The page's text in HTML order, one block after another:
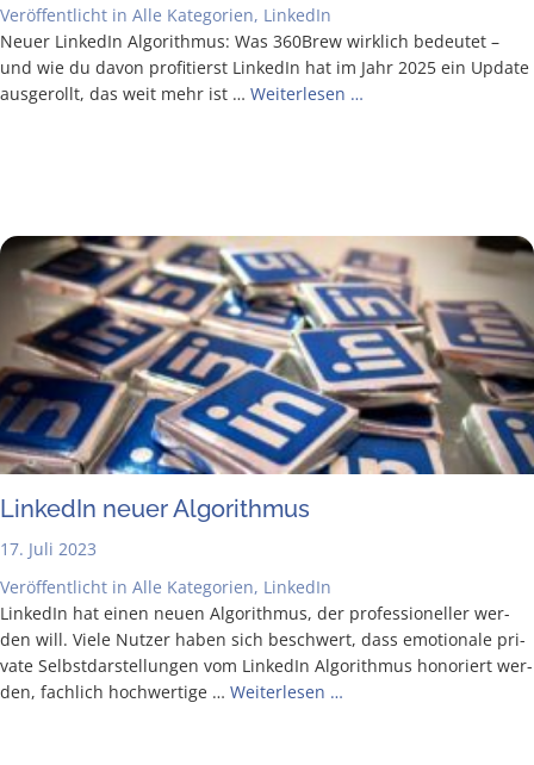
Veröffentlicht in Alle Kategorien, LinkedIn
Neu­er Lin­ke­dIn Algo­rith­mus: Was 360Brew wirk­lich bedeu­tet –
und wie du davon pro­fi­tierst Lin­ke­dIn hat im Jahr 2025 ein Update
aus­ge­rollt, das weit mehr ist … Wei­ter­le­sen …
Lin­ke­dIn neu­er Algorithmus
17. Juli 2023
Veröffentlicht in Alle Kategorien, LinkedIn
Lin­ke­dIn hat einen neu­en Algo­rith­mus, der pro­fes­sio­nel­ler wer­
den will. Vie­le Nut­zer haben sich beschwert, dass emo­tio­na­le pri­
va­te Selbst­dar­stel­lun­gen vom Lin­ke­dIn Algo­rith­mus hono­riert wer­
den, fach­lich hoch­wer­ti­ge … Wei­ter­le­sen …